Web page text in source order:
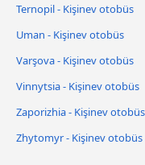
Ternopil - Kişinev otobüs
Uman - Kişinev otobüs
Varşova - Kişinev otobüs
Vinnytsia - Kişinev otobüs
Zaporizhia - Kişinev otobüs
Zhytomyr - Kişinev otobüs